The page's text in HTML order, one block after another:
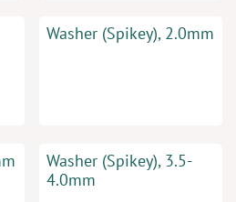
Washer (Spikey), 2.0mm
Washer (Spikey), 3.5-
4.0mm